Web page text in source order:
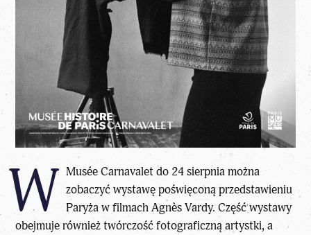
W Musée Carnavalet do 24 sierpnia można
zobaczyć wystawę poświęconą przedstawieniu
Paryża w filmach Agnès Vardy. Część wystawy
obejmuje również twórczość fotograficzną artystki, a